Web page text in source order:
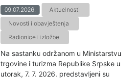
09.07.2026.
Aktuelnosti
Novosti i obavještenja
Radionice i izložbe
Na sastanku održanom u Ministarstvu
trgovine i turizma Republike Srpske u
utorak, 7. 7. 2026. predstavljeni su